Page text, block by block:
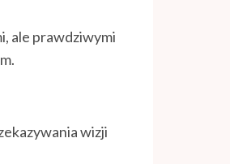
ale prawdziwymi
wizji